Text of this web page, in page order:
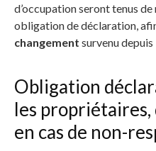
d’occupation seront tenus
obligation de déclaration,
changement survenu depuis
Obligation
les
en cas de non-